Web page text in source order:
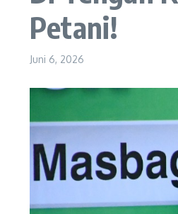
Petani!
Juni 6, 2026